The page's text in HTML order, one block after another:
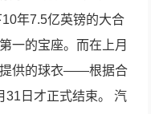
年7.5亿英镑的大合
一的宝座。而在上月
提供的球衣——根据合
31日才正式结束。 汽